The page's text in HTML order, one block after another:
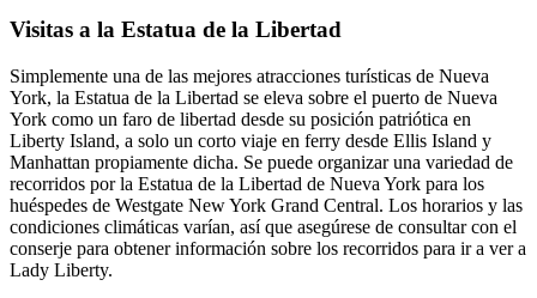
Visitas a la Estatua de la Libertad
Simplemente una de las mejores atracciones turísticas de Nueva
York, la Estatua de la Libertad se eleva sobre el puerto de Nueva
York como un faro de libertad desde su posición patriótica en
Liberty Island, a solo un corto viaje en ferry desde Ellis Island y
Manhattan propiamente dicha. Se puede organizar una variedad de
recorridos por la Estatua de la Libertad de Nueva York para los
huéspedes de Westgate New York Grand Central. Los horarios y las
condiciones climáticas varían, así que asegúrese de consultar con el
conserje para obtener información sobre los recorridos para ir a ver a
Lady Liberty.